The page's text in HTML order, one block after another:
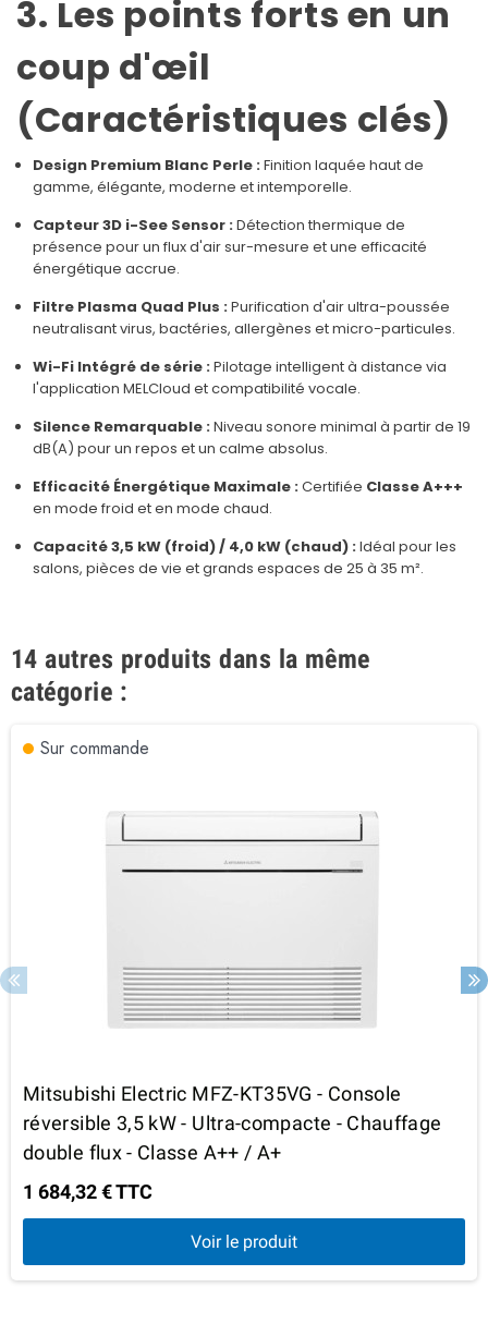
3. Les points forts en un
coup d'œil
(Caractéristiques clés)
Design Premium Blanc Perle :Finition laquée haut de
gamme, élégante, moderne et intemporelle.
Capteur 3D i-See Sensor :Détection thermique de
présence pour un flux d'air sur-mesure et une efficacité
énergétique accrue.
Filtre Plasma Quad Plus :Purification d'air ultra-poussée
neutralisant virus, bactéries, allergènes et micro-particules.
Wi-Fi Intégré de série :Pilotage intelligent à distance via
l'application MELCloud et compatibilité vocale.
Silence Remarquable :Niveau sonore minimal à partir de 19
dB(A) pour un repos et un calme absolus.
Efficacité Énergétique Maximale :Certifiée Classe A+++
en mode froid et en mode chaud.
Capacité 3,5 kW (froid) / 4,0 kW (chaud) :Idéal pour les
salons, pièces de vie et grands espaces de 25 à 35 m².
14 autres produits dans la même
catégorie :
Sur commande
Mitsubishi Electric MFZ-KT35VG - Console
réversible 3,5 kW - Ultra-compacte - Chauffage
double flux - Classe A++ / A+
1 684,32 € TTC
Voir le produit